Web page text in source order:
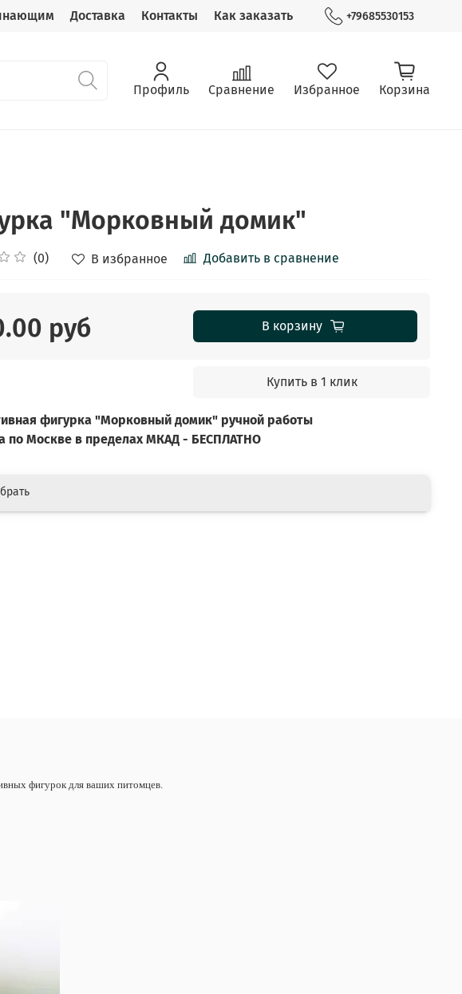
Доставка Контакты Как заказать +79685530153
Профиль Сравнение Избранное Корзина
"Морковный домик"
(0) В избранное Добавить в сравнение
руб В корзину
Купить в 1 клик
фигурка "Морковный домик" ручной работы
по Москве в пределах МКАД - БЕСПЛАТНО
фигурок для ваших питомцев.